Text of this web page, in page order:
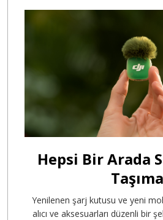
Hepsi Bir Arada
Taşıma
Yenilenen şarj kutusu ve yeni
alıcı ve aksesuarları düzenli bir